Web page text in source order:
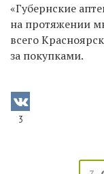
«Губернские
на протяжении
всего
за покупками.
3